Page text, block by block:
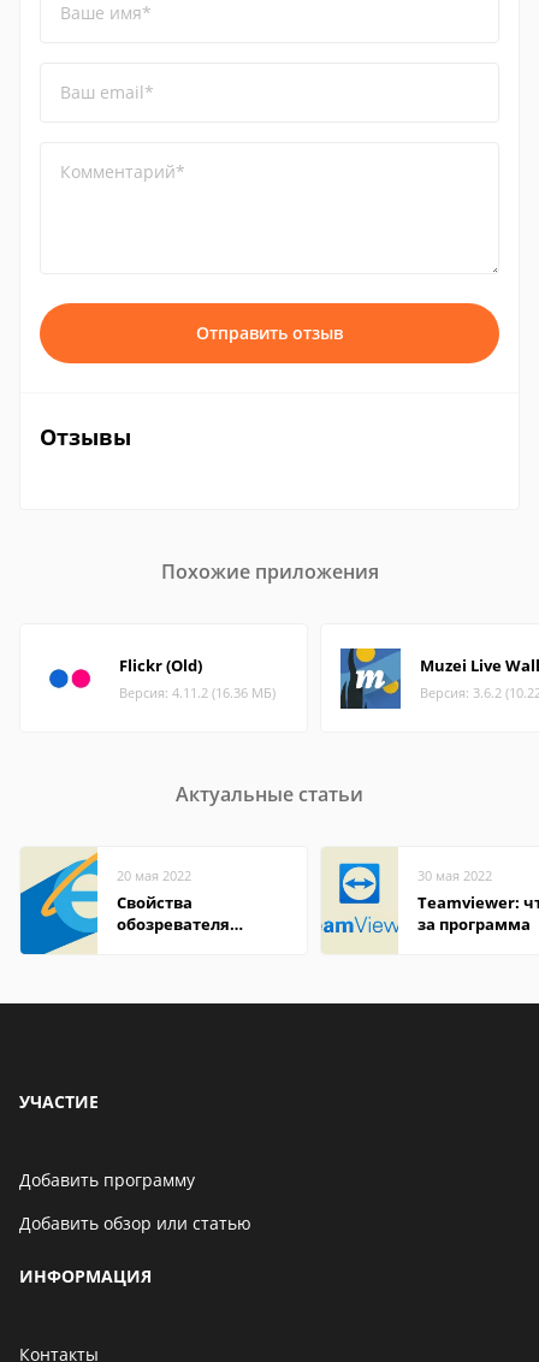
Ваше имя*
Ваш email*
Комментарий*
Отправить отзыв
Отзывы
Похожие приложения
Flickr (Old)
Версия: 4.11.2 (16.36 МБ)
Muzei Live
Версия: 3.6.2
Актуальные статьи
20 мая 2022
Свойства
обозревателя
30 мая 2022
Teamviewer:
за программа
УЧАСТИЕ
Добавить программу
Добавить обзор или статью
ИНФОРМАЦИЯ
Контакты